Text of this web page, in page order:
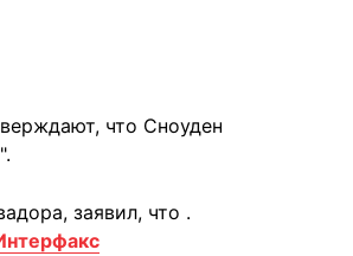
что Сноуден
заявил, что .